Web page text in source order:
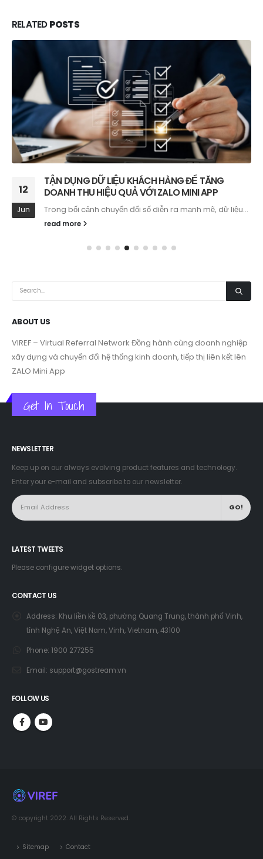
RELATEDPOSTS
12
Jun
TẬN DỤNG DỮ LIỆU KHÁCH HÀNG ĐỂ TĂNG
DOANH THU HIỆU QUẢ VỚI ZALO MINI APP
Trong bối cảnh chuyển đổi số diễn ra mạnh mẽ, dữ liệu...
read more
ABOUT US
VIREF – Virtual Referral Network Đồng hành cùng doanh nghiệp
xây dựng và chuyển đổi hệ thống kinh doanh, tiếp thị liên kết lên
ZALO Mini App
Get In Touch
NEWSLETTER
Keep up on our always evolving product features and technology.
Enter your e-mail and subscribe to our newsletter.
LATEST TWEETS
Please configure widget options.
CONTACT US
Address: Khu liền kề 03, phường Quang Trung, thành phố Vinh,
tỉnh Nghệ An, Việt Nam, Vinh, Vietnam, 43100
Phone: 1900 277255
Email: support@gostream.vn
FOLLOW US
© copyright 2022. All Rights Reserved.
Sitemap Contact